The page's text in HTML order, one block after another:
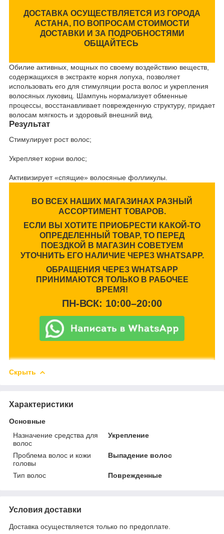
ДОСТАВКА ОСУЩЕСТВЛЯЕТСЯ ИЗ ГОРОДА
АСТАНА, ПО ВОПРОСАМ СТОИМОСТИ
ДОСТАВКИ И ЗА ПОДРОБНОСТЯМИ
ОБЩАЙТЕСЬ
Обилие активных, мощных по своему воздействию веществ,
содержащихся в экстракте корня лопуха, позволяет
использовать его для стимуляции роста волос и укрепления
волосяных луковиц. Шампунь нормализует обменные
процессы, восстанавливает поврежденную структуру, придает
волосам мягкость и здоровый внешний вид.
Результат
Стимулирует рост волос;
Укрепляет корни волос;
Активизирует «спящие» волосяные фолликулы.
ВО ВСЕХ НАШИХ МАГАЗИНАХ РАЗНЫЙ
АССОРТИМЕНТ ТОВАРОВ.
ЕСЛИ ВЫ ХОТИТЕ ПРИОБРЕСТИ КАКОЙ-ТО
ОПРЕДЕЛЕННЫЙ ТОВАР, ТО ПЕРЕД
ПОЕЗДКОЙ В МАГАЗИН СОВЕТУЕМ
УТОЧНИТЬ ЕГО НАЛИЧИЕ ЧЕРЕЗ WHATSAPP.
ОБРАЩЕНИЯ ЧЕРЕЗ WHATSAPP
ПРИНИМАЮТСЯ ТОЛЬКО В РАБОЧЕЕ
ВРЕМЯ!
ПН-ВСК: 10:00–20:00
Скрыть
Характеристики
Основные
Назначение средства для
волос
Укрепление
Проблема волос и кожи
головы
Выпадение волос
Тип волос Поврежденные
Условия доставки
Доставка осуществляется только по предоплате.